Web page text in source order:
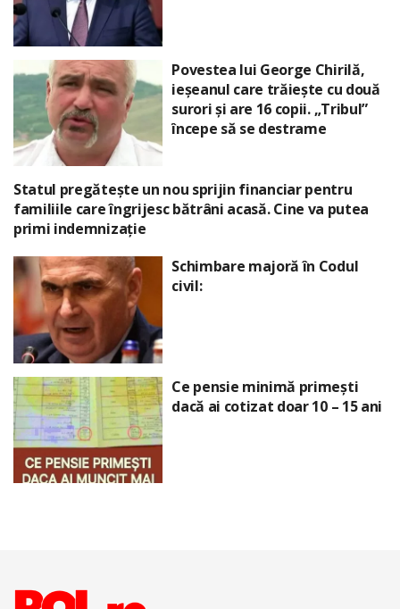
Povestea lui George Chirilă,
ieșeanul care trăiește cu două
surori și are 16 copii. „Tribul”
începe să se destrame
Statul pregătește un nou sprijin financiar pentru
familiile care îngrijesc bătrâni acasă. Cine va putea
primi indemnizație
Schimbare majoră în Codul
civil:
Ce pensie minimă primești
dacă ai cotizat doar 10 – 15 ani